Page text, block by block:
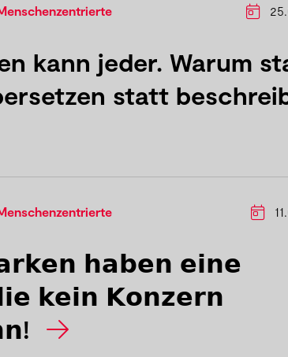
kann jeder. Warum
statt
𝗵𝗮𝗯𝗲𝗻 𝗲𝗶𝗻𝗲
𝗸𝗲𝗶𝗻 𝗞𝗼𝗻𝘇𝗲𝗿𝗻